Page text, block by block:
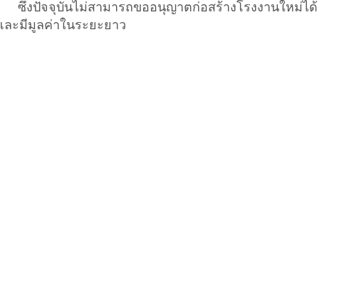
ซึ่งปัจจุบันไม่สามารถขออนุญาตก่อสร้างโรงงานใหม่ได้
ะมีมูลค่าในระยะยาว